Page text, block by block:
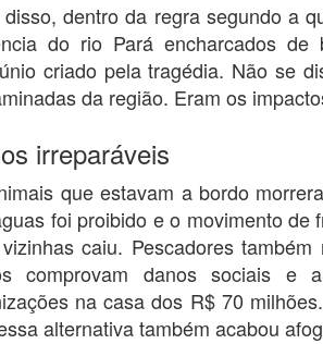
dentro da regra segundo a
do rio Pará encharcados
criado pela tragédia. Não se
da região. Eram os
irreparáveis
que estavam a bordo
foi proibido e o movimento
caiu. Pescadores
comprovam danos sociais e
na casa dos R$ 70
alternativa também acabou